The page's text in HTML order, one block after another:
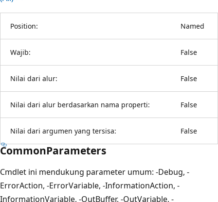
Position: Named
Wajib: False
Nilai dari alur: False
Nilai dari alur berdasarkan nama properti: False
Nilai dari argumen yang tersisa: False
CommonParameters
Cmdlet ini mendukung parameter umum: -Debug, -
ErrorAction, -ErrorVariable, -InformationAction, -
InformationVariable, -OutBuffer, -OutVariable, -